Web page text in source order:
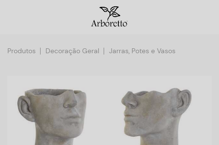
Produtos Decoração Geral Jarras, Potes e Vasos